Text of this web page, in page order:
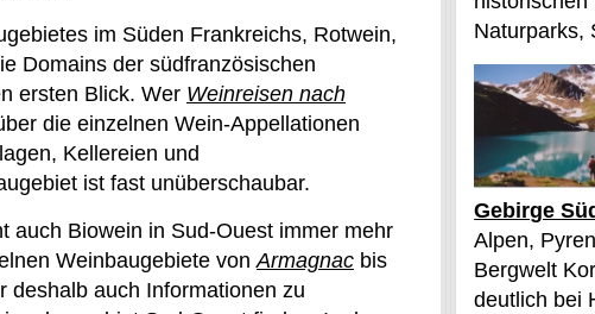
im Süden Frankreichs, Rotwein,
Domains der südfranzösischen
ersten Blick. Wer Weinreisen nach
die einzelnen Wein-Appellationen
Kellereien und
ist fast unüberschaubar.
auch Biowein in Sud-Ouest immer mehr
Weinbaugebiete vonArmagnac bis
deshalb auch Informationen zu
Naturparks,
Gebirge
Alpen,
Bergwelt
deutlich bei